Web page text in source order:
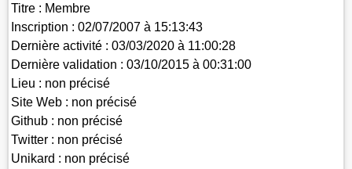
Titre : Membre
Inscription : 02/07/2007 à 15:13:43
Dernière activité : 03/03/2020 à 11:00:28
Dernière validation : 03/10/2015 à 00:31:00
Lieu : non précisé
Site Web : non précisé
Github : non précisé
Twitter : non précisé
Unikard : non précisé